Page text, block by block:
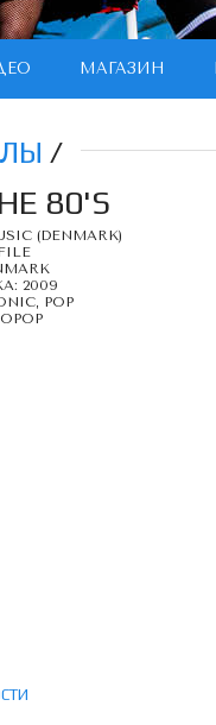
МАГАЗИН
/
80'S
(DENMARK)
2009
POP